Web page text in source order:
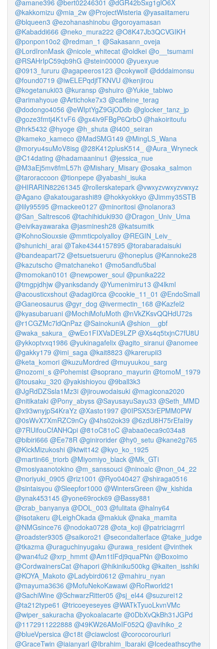
@amane396 @bert02246301 @dGR42bSxg1glO6X
@kakkomizu @mia_2w @ProjectWisteria @yasaiitameru
@blqueen3 @ezohanashinobu @goroyamasan
@Kabaddi666 @neko_mura222 @O8K47Jb3QCVGIKH
@ponpon10o2 @redman_1 @Sakasann_oveja
@LordIronMask @nicole_whitecat @oldkei @o__tsumami
@RSAHrIpC59qb9hG @stein00000 @yuexyue
@0913_fururu @agapeeros123 @cokywolf @dddaimonsu
@found0719 @iwELEPqdjfTKNVU @kenjirou
@kogetanuki03 @kuransp @shuiro @Yukie_tabiwo
@arimahyoue @Artichoke7x3 @caffeine_terag
@dodongo4056 @eWIptYgZ9GjODdb @glocker_tanz_jp
@goze3fmtj4K1vF6 @gx4iv9FBgP6QrbO @hakoiritoufu
@hrk5432 @hyoge @h_shuta @i400_seiran
@kameko_kameco @MadSMG149 @MingLS_Wana
@moryu4suMoV8isg @28K412plusK514_ @Aura_Wryneck
@C14dating @hadamaaninu1 @jessica_nue
@M3aEj5mv8fmL57h @Mishary_Misary @osaka_salmon
@taroraccoon @tionpepe @yabashi_isuka
@HIRARIN82261345 @rollerskatepark @vwxyzvwxyzvwxyz
@Agano @akatougarashi89 @hokkyokkyo @Jimmy35STB
@lily95595 @mackee0127 @minoritosi @nolanora3
@San_Saltresco6 @tachihiduki930 @Dragon_Univ_Uma
@eivikayawaraka @jasminesh28 @katsumitk
@KohnoSiouxsie @mmticpolyalloy @REGIN_Leiv_
@shunichi_arai @Take4344157895 @torabaradaisuki
@bandeapart72 @etsuetsueruru @honeplus @Kannoke28
@kazutscho @matchaneko1 @mo5andfu5bal
@momokan0101 @newpower_soul @punika222
@tmgpjdhjw @yanksdandy @Yumenimiru13 @4lkml
@acousticxshout @adagi0rca @cookie_11_01 @EndoSmall
@Ganeosaurus @gyr_dog @ivermectin_168 @Kazfel2
@kyasubaruani @MochiMofuMoth @nVkZKsvQQHdU72s
@r1CGZMc7ldQnPaz @SainokuniA @shion__gbf
@waka_sakura_ @wEo1FIXVaDE9LZP @Xs4q5txjnC7fU8U
@ykkoptvxq1986 @yukinagafelix @agito_siranui @anomee
@gakky179 @imi_saga @kait8823 @karerupii3
@keta_komori @kuzuMordred @muyuukou_sarg
@nozomi_s @Pohemist @soprano_mayurin @tomoM_1979
@tousaku_320 @yakishioyou @9ball3k3
@JgRdDZSsla1Mz3i @jirouwodaisuki @magicona2020
@nitikataki @Pony_abyss @SayusayuSayu33 @Seth_MMD
@x93wnyjpS4KraYz @Xasto1997 @0IPSX53rEPMM0PW
@0sWvX7XmRZC9nCy @4hs02ok39 @6zdU8H75rEfaI9y
@7RUifouCfANHQpi @81oC81oC @abaa0eca9c034a8
@bibiri666 @Ee78R @ginirorider @hy0_setu @kane2g765
@KickMizukoshi @ktwit142 @kyo_ko_1925
@martin66_triorb @Miyomiyo_black @Mk_GTi
@mosiyaanotokino @m_sanssouci @ninoalc @non_04_22
@noriyuki_0905 @riz1001 @Ryo040427 @shiraga0516
@sintaisyou @Sleepfor1000 @WintersGreen @w_kishida
@ynak453145 @yone69rock69 @Bassy881
@crab_banyanya @DOL_003 @fulitata @halny64
@isotakeru @LeighOkada @makiuk @naka_mamita
@NMGsince76 @nodoka0728 @ota_koji @patriciagrrrl
@roadster9305 @saikoro21 @secondalterface @take_judge
@tkazma @uraguchinyugaku @urawa_resident @vinthek
@wan4fu2 @xrp_hmmt @Am1tIFdj9quaPNn @Boxoimo
@CordwainersCat @hapori @hikiniku500kg @kaiten_isshiki
@KOYA_Makoto @Ladybird0612 @mahiru_nyan
@mayuma3636 @MofuNekoKawawi @RoRworld21
@SachiWine @SchwarzRitter05 @sj_el44 @suzurei12
@ta212type61 @tricoeyeseyes @WATkTyuoLkvnVMc
@wiper_sakuracha @yokoalacarte @0DbXvQkBh31JGPd
@1172911222888 @49KW26AMoIF052Q @avihiko_2
@blueVpersica @c18t @ciawclost @corocorouriuri
@GraceTwin @iaianyarl @Ibrahim_Ibaraki @Icedeathscythe